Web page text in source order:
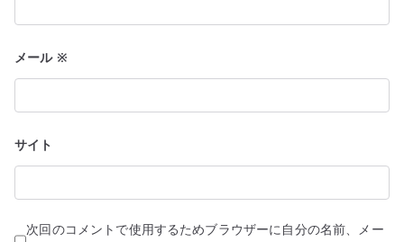
メール ※
サイト
次回のコメントで使用するためブラウザーに自分の名前、メー